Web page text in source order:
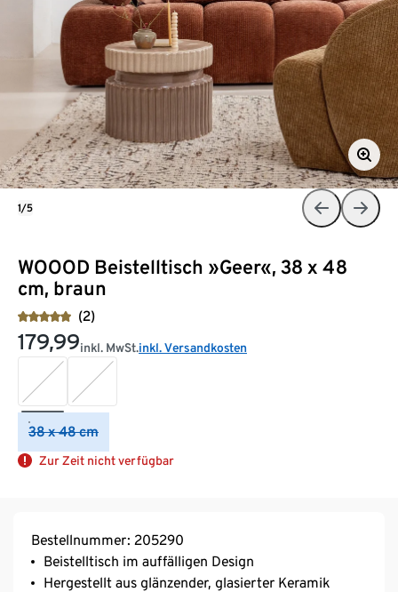
WOOOD Beistelltisch »Geer«, 38 x 48
cm, braun
(2)
179,99inkl. MwSt.inkl. Versandkosten
38 x 48 cm
Zur Zeit nicht verfügbar
1/5
Bestellnummer: 205290
Beistelltisch im auffälligen Design
Hergestellt aus glänzender, glasierter Keramik